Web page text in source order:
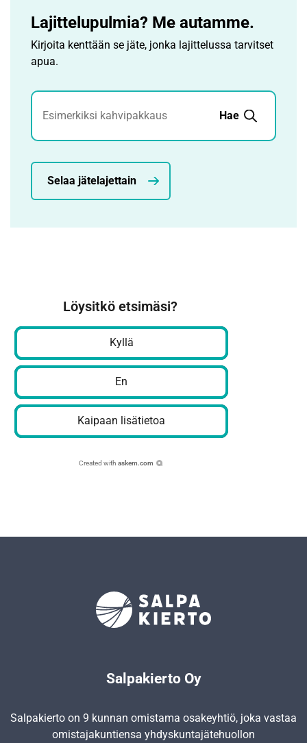
Lajittelupulmia? Me autamme.
Kirjoita kenttään se jäte, jonka lajittelussa tarvitset
apua.
Jätehaku
Hae
Selaa jätelajettain
Löysitkö etsimäsi?
Kyllä
En
Kaipaan lisätietoa
Created with askem.com
Salpakierto Oy
Salpakierto on 9 kunnan omistama osakeyhtiö, joka vastaa
omistajakuntiensa yhdyskunta­jätehuollon